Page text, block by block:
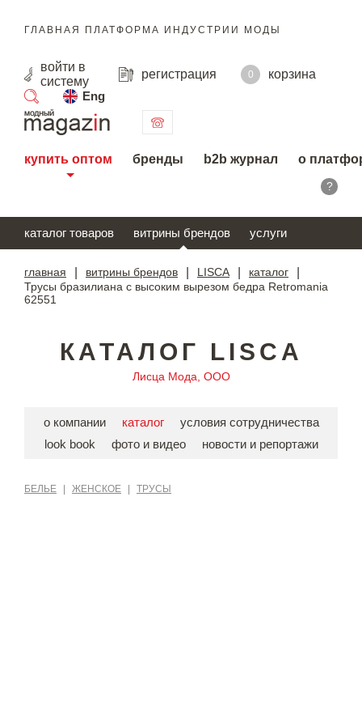
ГЛАВНАЯ ПЛАТФОРМА ИНДУСТРИИ МОДЫ
войти в
систему
регистрация 0
корзина
Eng
поиск
купить оптом бренды b2b журнал о
?
каталог товаров витрины брендов услуги
главная витрины брендов LISCA каталог
Трусы бразилиана с высоким вырезом бедра Retromania
62551
КАТАЛОГ LISCA
Лисца Мода, ООО
о компании каталог
условия сотрудничества
look book
фото и видео новости и репортажи
БЕЛЬЕ ЖЕНСКОЕ ТРУСЫ